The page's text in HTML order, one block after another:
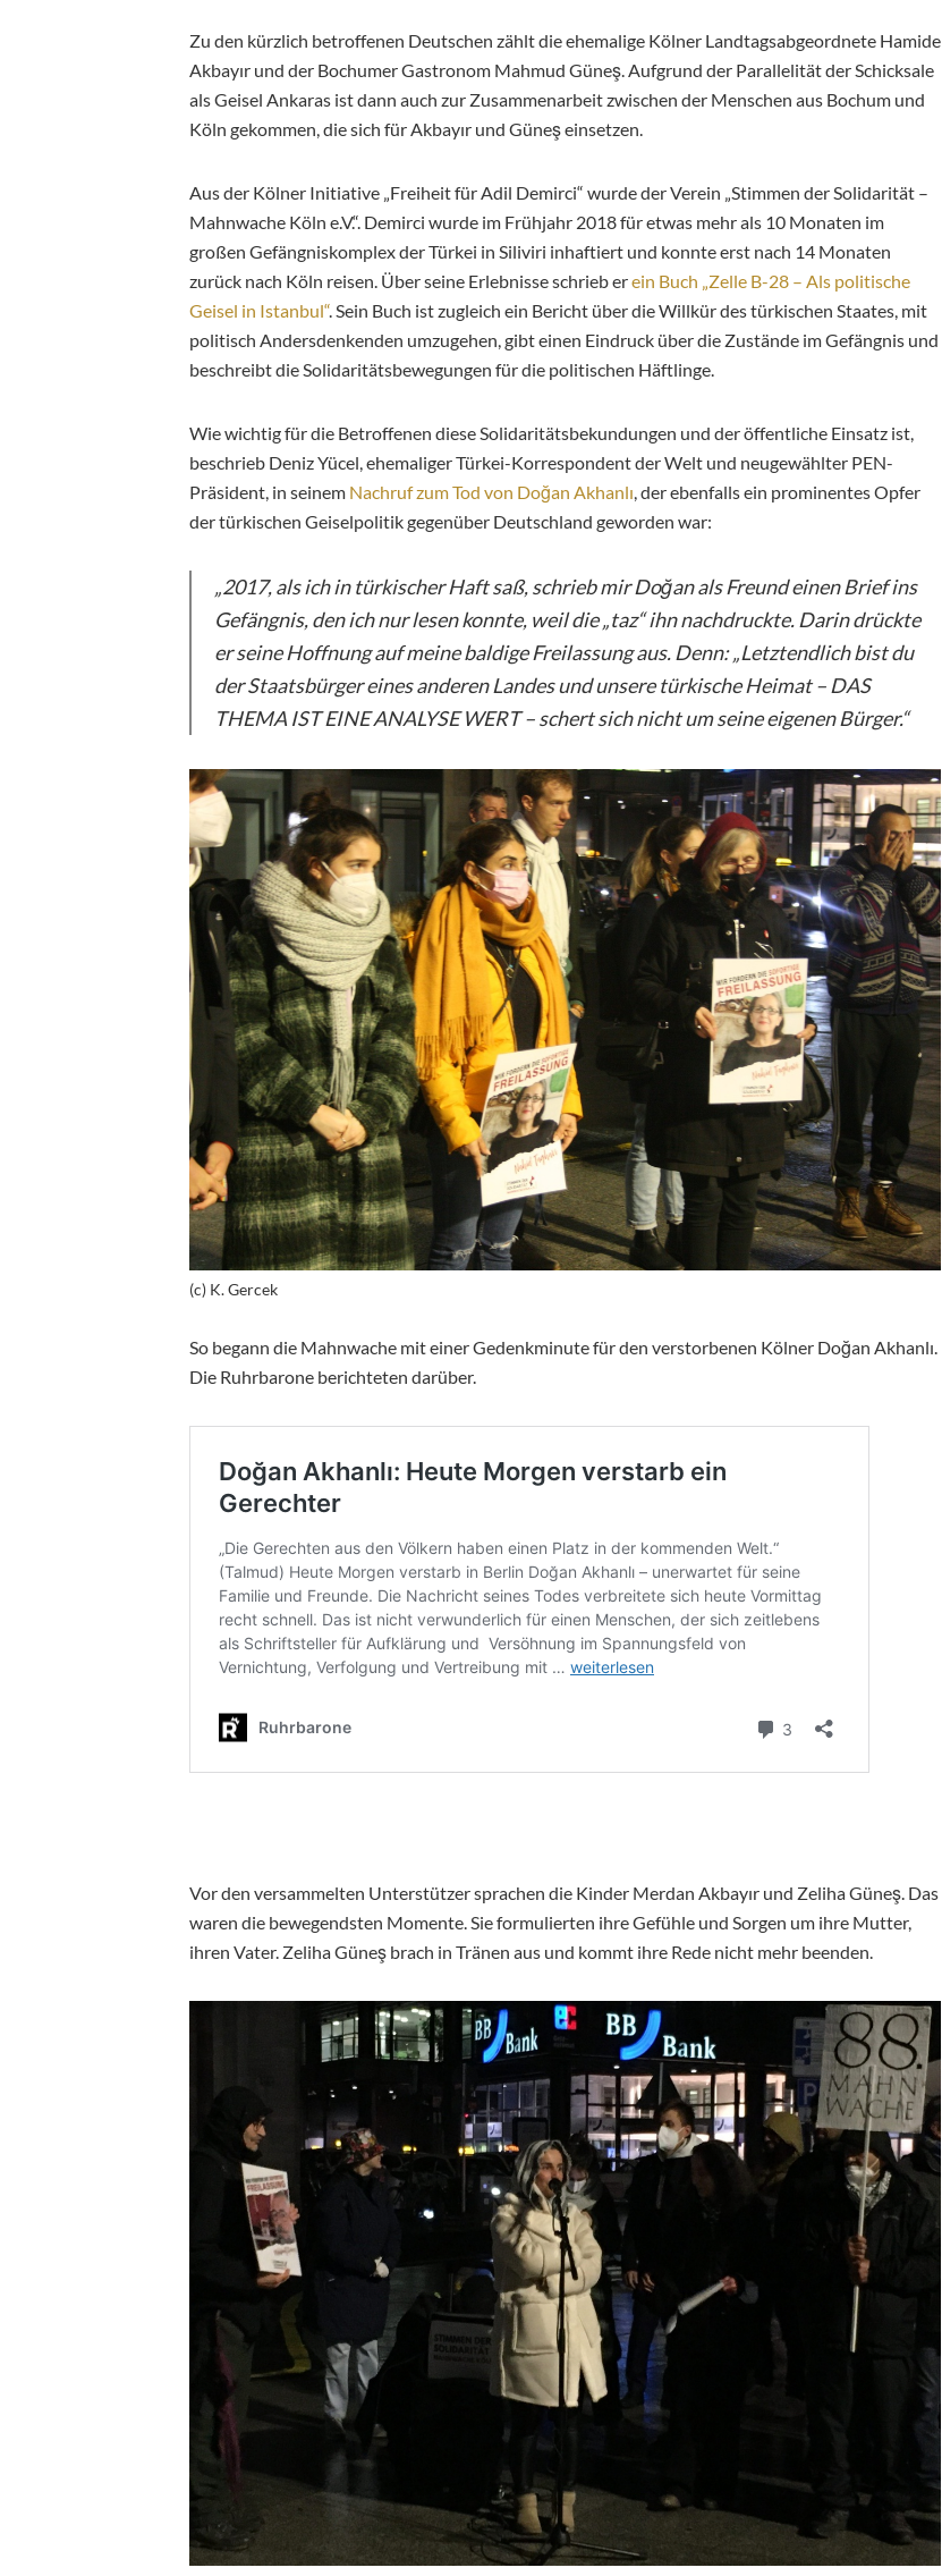
Zu den kürzlich betroffenen Deutschen zählt die ehemalige Kölner Landtagsabgeordnete Hamide
Akbayır und der Bochumer Gastronom Mahmud Güneş. Aufgrund der Parallelität der Schicksale
als Geisel Ankaras ist dann auch zur Zusammenarbeit zwischen der Menschen aus Bochum und
Köln gekommen, die sich für Akbayır und Güneş einsetzen.
Aus der Kölner Initiative „Freiheit für Adil Demirci“ wurde der Verein „Stimmen der Solidarität –
Mahnwache Köln e.V.“. Demirci wurde im Frühjahr 2018 für etwas mehr als 10 Monaten im
großen Gefängniskomplex der Türkei in Siliviri inhaftiert und konnte erst nach 14 Monaten
zurück nach Köln reisen. Über seine Erlebnisse schrieb erein Buch „Zelle B-28 – Als politische
Geisel in Istanbul“. Sein Buch ist zugleich ein Bericht über die Willkür des türkischen Staates, mit
politisch Andersdenkenden umzugehen, gibt einen Eindruck über die Zustände im Gefängnis und
beschreibt die Solidaritätsbewegungen für die politischen Häftlinge.
Wie wichtig für die Betroffenen diese Solidaritätsbekundungen und der öffentliche Einsatz ist,
beschrieb Deniz Yücel, ehemaliger Türkei-Korrespondent der Welt und neugewählter PEN-
Präsident, in seinem Nachruf zum Tod von Doğan Akhanlı, der ebenfalls ein prominentes Opfer
der türkischen Geiselpolitik gegenüber Deutschland geworden war:
„2017, als ich in türkischer Haft saß, schrieb mir Doğan als Freund einen Brief ins
Gefängnis, den ich nur lesen konnte, weil die „taz“ ihn nachdruckte. Darin drückte
er seine Hoffnung auf meine baldige Freilassung aus. Denn: „Letztendlich bist du
der Staatsbürger eines anderen Landes und unsere türkische Heimat – DAS
THEMA IST EINE ANALYSE WERT – schert sich nicht um seine eigenen Bürger.“
(c) K. Gercek
So begann die Mahnwache mit einer Gedenkminute für den verstorbenen Kölner Doğan Akhanlı.
Die Ruhrbarone berichteten darüber.
Vor den versammelten Unterstützer sprachen die Kinder Merdan Akbayır und Zeliha Güneş. Das
waren die bewegendsten Momente. Sie formulierten ihre Gefühle und Sorgen um ihre Mutter,
ihren Vater. Zeliha Güneş brach in Tränen aus und kommt ihre Rede nicht mehr beenden.